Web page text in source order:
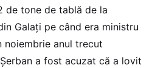
de tone de tablă de la
Galați pe când era ministru
noiembrie anul trecut
a fost acuzat că a lovit